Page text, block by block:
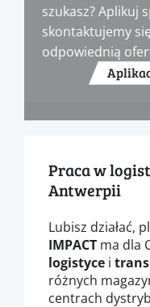
szukasz? Aplikuj
skontaktujemy
odpowiednią
Praca w
Antwerpii
Lubisz działać,
IMPACT ma dla
logistyce i
różnych
centrach